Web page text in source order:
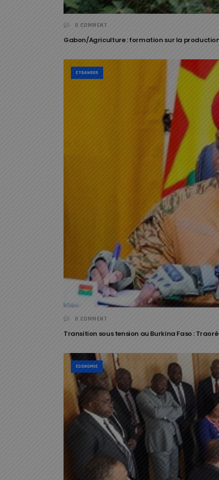
0 COMMENT
Gabon/Agriculture : formation sur la
ETRANGER
0 COMMENT
Transition sous tension au Burkina Faso :
ECONOMIE